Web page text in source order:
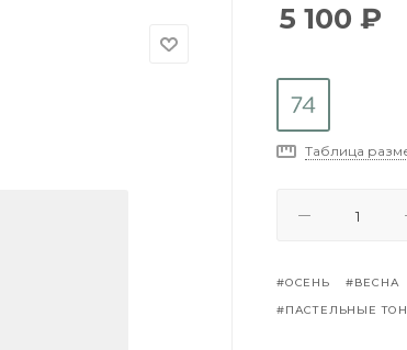
5 100 ₽
Таблица
#ОСЕНЬ #ВЕСНА
#ПАСТЕЛЬНЫЕ